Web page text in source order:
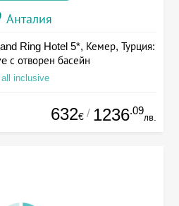
Анталия
Ring Hotel 5*, Кемер, Турция:
с отворен басейн
inclusive
632€ / 1236.09
лв.